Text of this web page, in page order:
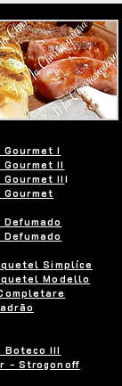
I
II
III
Simplíce
Modello
Boteco III
- Strogonoff